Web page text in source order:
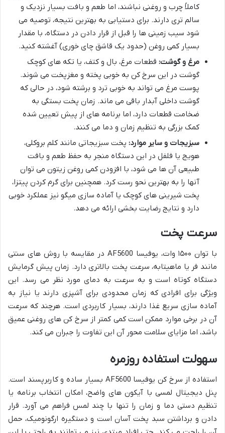
کاملاً چرب و روغنی نباشند، اما طعم و بافت بسیار نزدیک و
سالم تری دارند. برای دستیابی به بهترین نتیجه، توصیه می
شود سیب زمینی ها را قبل از قرار دادن در دستگاه، با مقدار
بسیار کمی روغن (حدود یک قاشق چای خوری) آغشته کنید.
مرغ و گوشت: قطعات مرغ، بال و کتف، یا تکه های کوچک
گوشت در این سرخ کن به خوبی پخته و مغزپخت می شوند.
پوست مرغ می تواند به خوبی ترد و برشته شود، در حالی که
گوشت داخلی آبدار باقی می ماند. زمان پخت بستگی به
ضخامت قطعات دارد، اما برنامه های از پیش تعیین شده
کمک بزرگی به تنظیم زمان و دما می کنند.
سبزیجات و سایر موارد: پخت سبزیجاتی مانند کلم بروکلی،
هویج یا فلفل در این دستگاه منجر به حفظ طعم و بافت
طبیعی آن ها می شود، با افزودن کمی روغن زیتون می توان
آنها را به بهترین نحو رست کرد. همچنین برای گرم کردن پیتزا،
پخت شیرینی های کوچک یا آماده سازی میگو نیز عملکرد خوبی
دارد و نتایج رضایت بخشی ارائه می دهد.
سرعت پخت
با توان ۱۵۰۰ وات، یوفیسا AF5600 در مقایسه با روش های سنتی
مانند فر یا ماهیتابه، سرعت پخت بالاتری دارد. زمان پیش گرمایش
دستگاه کوتاه است و به سرعت به دمای مورد نظر می رسد. این
ویژگی برای افرادی که زمان محدودی برای آشپزی دارند یا نیاز به
آماده سازی سریع غذا دارند، بسیار کاربردی است. هرچند که سرعت
آن در برخی موارد ممکن است کمی کمتر از سرخ کن های روغنی عمیق
باشد، اما مزایای سلامت محور آن این تفاوت را جبران می کند.
سهولت استفاده روزمره
استفاده از سرخ کن یوفیسا AF5600 بسیار ساده و کاربرپسند است.
پنل دیجیتال لمسی با آیکون های واضح، امکان انتخاب برنامه یا
تنظیم دستی دما و زمان را تنها با چند لمس فراهم می آورد. قرار
دادن و برداشتن سبد پخت آسان است و دستگیره ارگونومیک، حمل